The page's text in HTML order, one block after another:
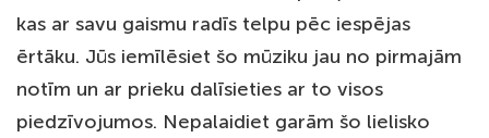
kas ar savu gaismu radīs telpu pēc iespējas
ērtāku. Jūs iemīlēsiet šo mūziku jau no pirmajām
notīm un ar prieku dalīsieties ar to visos
piedzīvojumos. Nepalaidiet garām šo lielisko